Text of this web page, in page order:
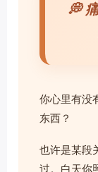
💭
你心里有没
东西？
也许是某段
过。白天你